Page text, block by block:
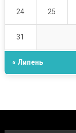
24 25
31
« Липень